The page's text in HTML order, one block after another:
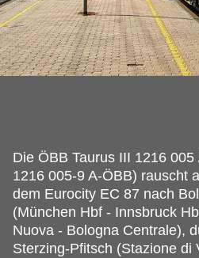
Die ÖBB Taurus III 1216
1216 005-9 A-ÖBB) rauscht
dem Eurocity EC 87 nach
(München Hbf - Innsbruck
Nuova - Bologna Centrale),
Sterzing-Pfitsch (Stazione di